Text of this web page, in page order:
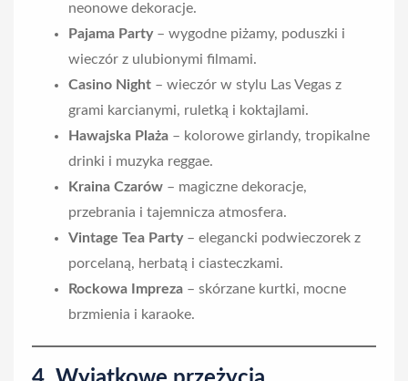
neonowe dekoracje.
Pajama Party– wygodne piżamy, poduszki i
wieczór z ulubionymi filmami.
Casino Night – wieczór w stylu Las Vegas z
grami karcianymi, ruletką i koktajlami.
Hawajska Plaża – kolorowe girlandy, tropikalne
drinki i muzyka reggae.
Kraina Czarów – magiczne dekoracje,
przebrania i tajemnicza atmosfera.
Vintage Tea Party– elegancki podwieczorek z
porcelaną, herbatą i ciasteczkami.
Rockowa Impreza – skórzane kurtki, mocne
brzmienia i karaoke.